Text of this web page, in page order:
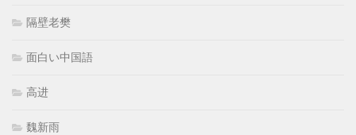
隔壁老樊
面白い中国語
高进
魏新雨